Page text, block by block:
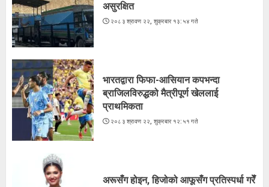
2
भारतद्वारा फिफा-आसियान कपभन्दा
ब्राजिलविरुद्धको मैत्रीपूर्ण खेललाई
अरूसँग होइन, हिजोको आफूसँग प्रतिस्पर्धा गरेँ
: मिस नेपाल दीपमाला ढकाल
असुरक्षित
२०८३ श्रावण २२, शुक्रबार १३:५४ गते
भारतद्वारा फिफा-आसियान कपभन्दा
ब्राजिलविरुद्धको मैत्रीपूर्ण खेललाई
प्राथमिकता
२०८३ श्रावण २२, शुक्रबार १२:५१ गते
अरूसँग होइन, हिजोको आफूसँग प्रतिस्पर्धा गरेँ